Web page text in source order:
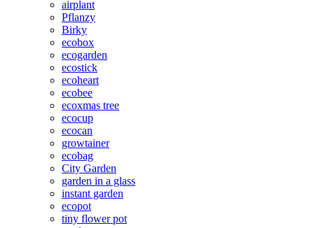
airplant
Pflanzy
Birky
ecobox
ecogarden
ecostick
ecoheart
ecobee
ecoxmas tree
ecocup
ecocan
growtainer
ecobag
City Garden
garden in a glass
instant garden
ecopot
tiny flower pot